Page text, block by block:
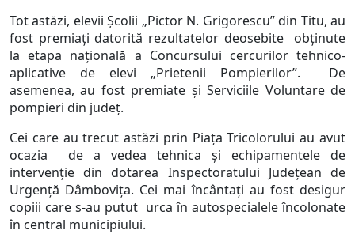
Tot astăzi, elevii Şcolii „Pictor N. Grigorescu” din Titu, au
fost premiaţi datorită rezultatelor deosebite obţinute
la etapa naţională a Concursului cercurilor tehnico-
aplicative de elevi „Prietenii Pompierilor”. De
asemenea, au fost premiate şi Serviciile Voluntare de
pompieri din judeţ.
Cei care au trecut astăzi prin Piaţa Tricolorului au avut
ocazia de a vedea tehnica şi echipamentele de
intervenţie din dotarea Inspectoratului Judeţean de
Urgenţă Dâmboviţa. Cei mai încântaţi au fost desigur
copiii care s-au putut urca în autospecialele încolonate
în central municipiului.